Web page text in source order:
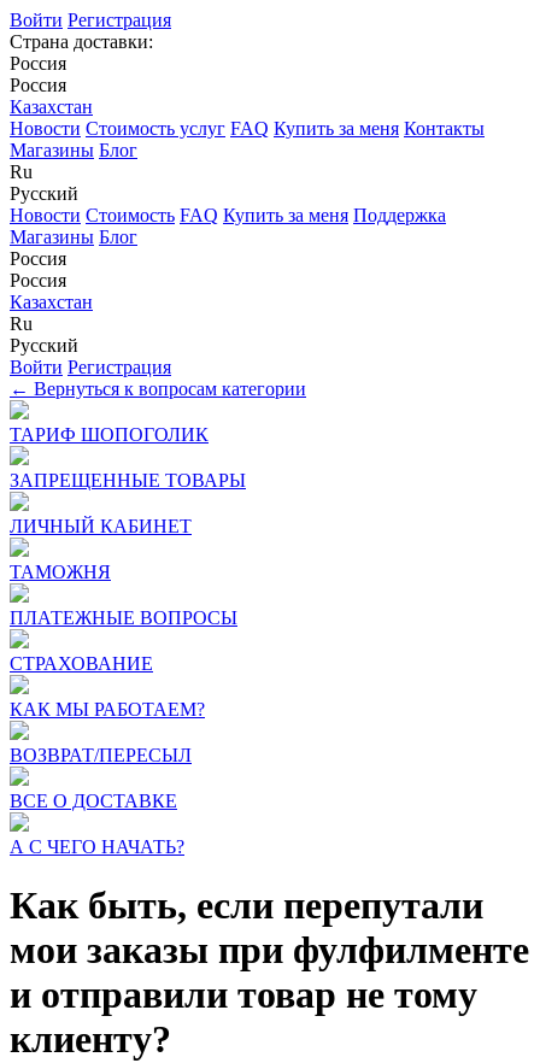
Войти Регистрация
Страна доставки:
Россия
Россия
Казахстан
Новости Стоимость услуг FAQ Купить за меня Контакты
Магазины Блог
Ru
Русский
Новости Стоимость FAQ Купить за меня Поддержка
Магазины Блог
Россия
Россия
Казахстан
Ru
Русский
Войти Регистрация
← Вернуться к вопросам категории
ТАРИФ ШОПОГОЛИК
ЗАПРЕЩЕННЫЕ ТОВАРЫ
ЛИЧНЫЙ КАБИНЕТ
ТАМОЖНЯ
ПЛАТЕЖНЫЕ ВОПРОСЫ
СТРАХОВАНИЕ
КАК МЫ РАБОТАЕМ?
ВОЗВРАТ/ПЕРЕСЫЛ
ВСЕ О ДОСТАВКЕ
А С ЧЕГО НАЧАТЬ?
Как быть, если перепутали
мои заказы при фулфилменте
и отправили товар не тому
клиенту?